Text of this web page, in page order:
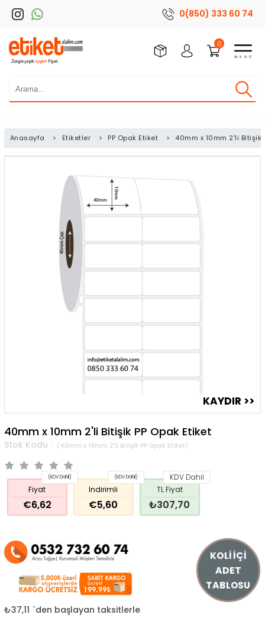
0(850) 333 60 74
0
Anasayfa > Etiketler > PP Opak Etiket > 40mm x 10mm 2'li Bitişik
40mm x 10mm 2'li Bitişik PP Opak Etiket
(40mm x 10mm 2'li Bitişik PP Opak Etiket)
Fiyat
€6,62
(KDV Dahil)
İndirimli
€5,60
(KDV Dahil)
TL Fiyat
₺307,70
KDV Dahil
₺37,11 `den başlayan taksitlerle
KOLİ İÇİ
ADET
TABLOSU